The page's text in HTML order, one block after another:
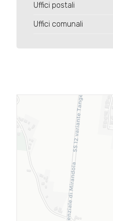
Uffici postali
Uffici comunali